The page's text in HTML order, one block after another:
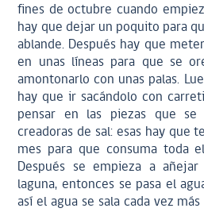
fines de octubre cuando
hay que dejar un poquito para
ablande. Después hay que
en unas líneas para que se
amontonarlo con unas palas.
hay que ir sacándolo con
pensar en las piezas que se
creadoras de sal: esas hay que
mes para que consuma toda
Después se empieza a
laguna, entonces se pasa el
así el agua se sala cada vez